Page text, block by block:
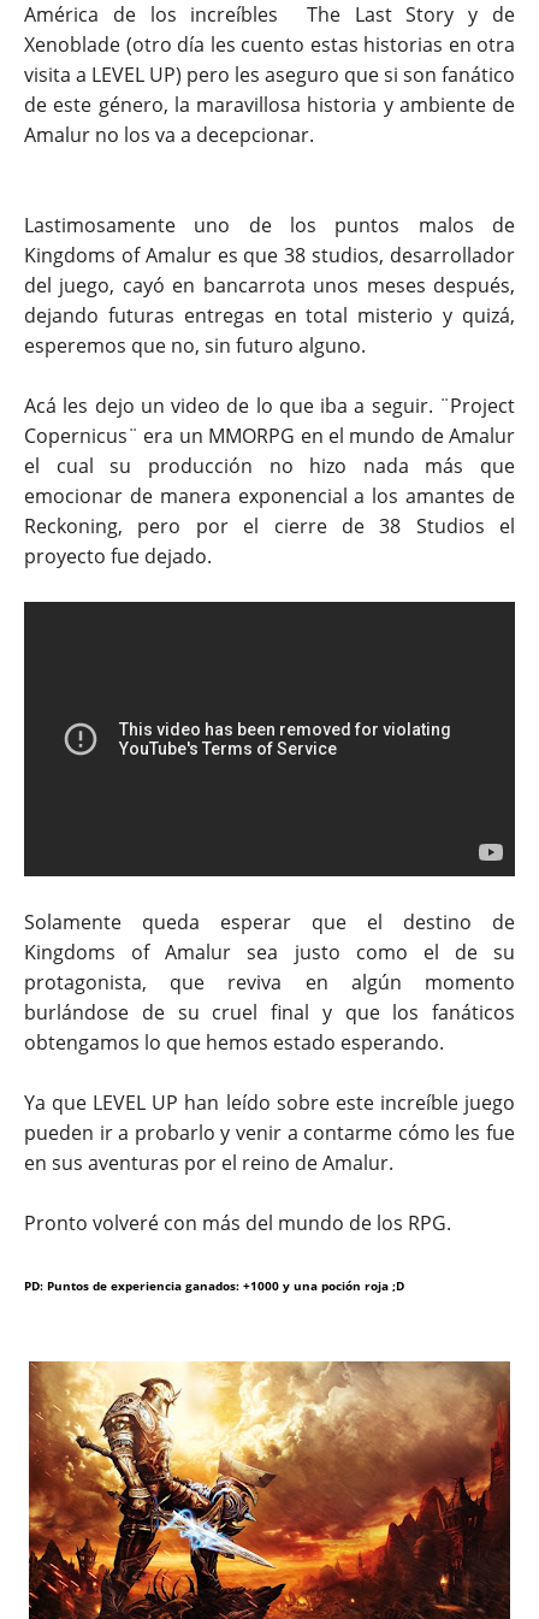
América de los increíbles The Last Story y de
Xenoblade (otro día les cuento estas historias en otra
visita a LEVEL UP) pero les aseguro que si son fanático
de este género, la maravillosa historia y ambiente de
Amalur no los va a decepcionar.
Lastimosamente uno de los puntos malos de
Kingdoms of Amalur es que 38 studios, desarrollador
del juego, cayó en bancarrota unos meses después,
dejando futuras entregas en total misterio y quizá,
esperemos que no, sin futuro alguno.
Acá les dejo un video de lo que iba a seguir. ¨Project
Copernicus¨ era un MMORPG en el mundo de Amalur
el cual su producción no hizo nada más que
emocionar de manera exponencial a los amantes de
Reckoning, pero por el cierre de 38 Studios el
proyecto fue dejado.
Solamente queda esperar que el destino de
Kingdoms of Amalur sea justo como el de su
protagonista, que reviva en algún momento
burlándose de su cruel final y que los fanáticos
obtengamos lo que hemos estado esperando.
Ya que LEVEL UP han leído sobre este increíble juego
pueden ir a probarlo y venir a contarme cómo les fue
en sus aventuras por el reino de Amalur.
Pronto volveré con más del mundo de los RPG.
PD: Puntos de experiencia ganados: +1000 y una poción roja ;D